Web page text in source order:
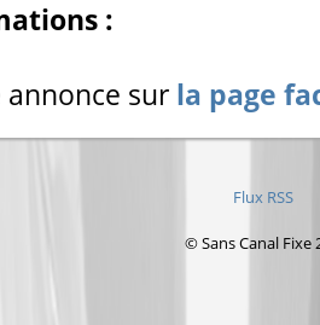
:
sur la page
Flux RSS
© Sans Canal Fixe